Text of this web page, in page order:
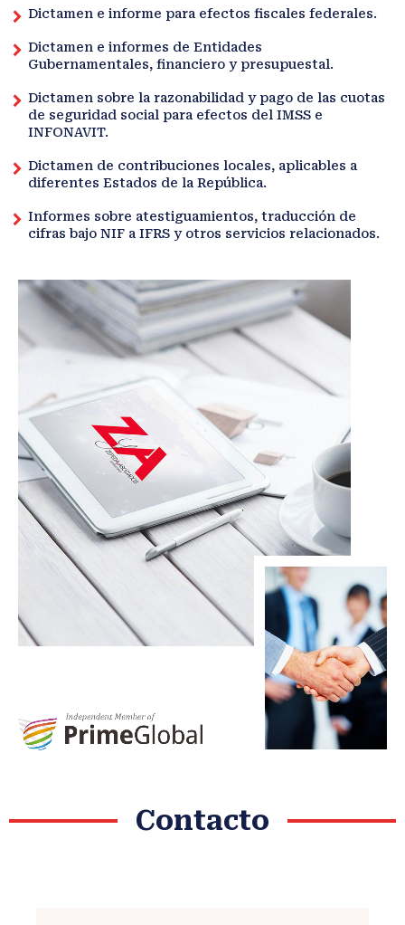
Dictamen e informe para efectos fiscales federales.
Dictamen e informes de Entidades
Gubernamentales, financiero y presupuestal.
Dictamen sobre la razonabilidad y pago de las cuotas
de seguridad social para efectos del IMSS e
INFONAVIT.
Dictamen de contribuciones locales, aplicables a
diferentes Estados de la República.
Informes sobre atestiguamientos, traducción de
cifras bajo NIF a IFRS y otros servicios relacionados.
Contacto